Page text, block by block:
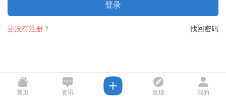
登录
找回密码
还没有注册？
首页 资讯 发现 我的